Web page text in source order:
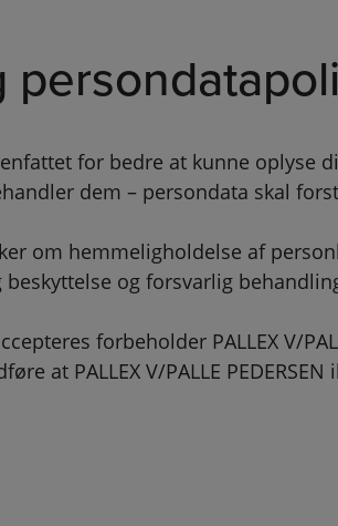
for bedre at kunne oplyse
dem – persondata skal
om hemmeligholdelse af
og forsvarlig
forbeholder PALLEX V/
at PALLEX V/PALLE